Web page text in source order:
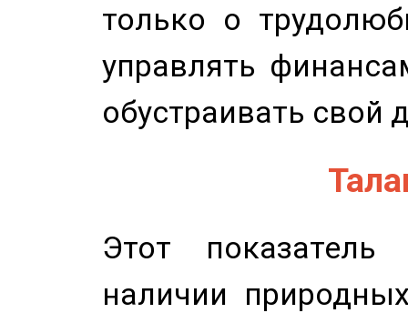
только о
управлять
обустраивать свой
Этот показатель
наличии